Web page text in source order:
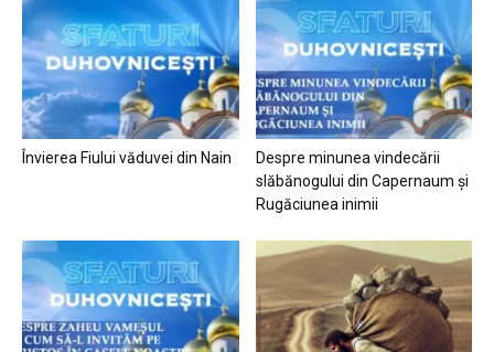
Învierea Fiului văduvei din Nain
Despre minunea vindecării
slăbănogului din Capernaum și
Rugăciunea inimii